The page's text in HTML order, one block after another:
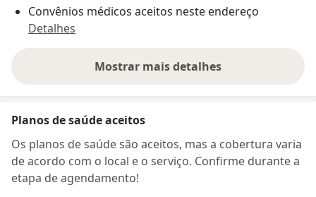
Convênios médicos aceitos neste endereço
Detalhes
Mostrar mais detalhes
sobre o endereço
Planos de saúde aceitos
Os planos de saúde são aceitos, mas a cobertura varia
de acordo com o local e o serviço. Confirme durante a
etapa de agendamento!